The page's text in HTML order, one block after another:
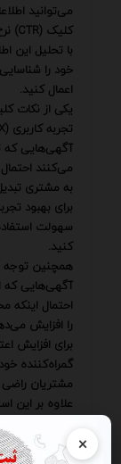
×
می‌توانید
کلیک (CTR) نرخ تبدیل و سایر معیارهای مهم به دست آورید.
با تحلیل این
خود را
اعمال کنید.
یکی از نکات
تجربه کاربری (UX) است.
آگهی‌هایی که
می‌کنند
به مشتری
برای بهبود
سهولت
کنید.
همچنین توجه
آگهی‌هایی که
احتمال اینکه
را افزایش
برای افزایش
گمراه‌کننده
مشتریان راضی
علاوه بر این
بهبود
از تصاویر و